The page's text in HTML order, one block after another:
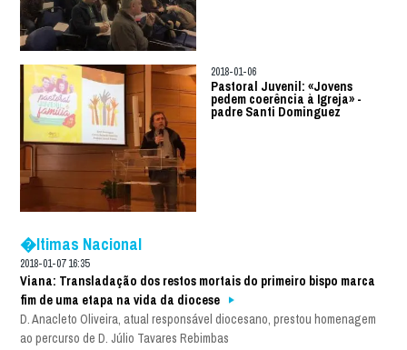
2018-01-06
Pastoral Juvenil: «Jovens
pedem coerência à Igreja» -
padre Santi Dominguez
�ltimas Nacional
2018-01-07 16:35
Viana: Transladação dos restos mortais do primeiro bispo marca
fim de uma etapa na vida da diocese
D. Anacleto Oliveira, atual responsável diocesano, prestou homenagem
ao percurso de D. Júlio Tavares Rebimbas